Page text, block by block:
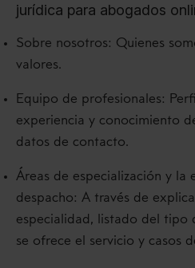
jurídica para abogados
Sobre nosotros: Quienes
valores.
Equipo de profesionales:
experiencia y conocimiento
datos de contacto.
Áreas de especialización y la
despacho: A través de
especialidad, listado del tipo
se ofrece el servicio y casos